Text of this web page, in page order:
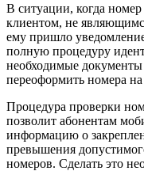
В ситуации, когда номер
клиентом, не
ему пришло
полную процедуру
необходимые
переоформить номера на
Процедура проверки
позволит абонентам
информацию о
превышения
номеров. Сделать это